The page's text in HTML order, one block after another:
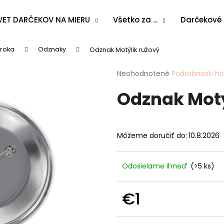
DARČEKOV NA MIERU Všetko za ... Darčekové
Odznaky Odznak Motýlik ružový
Priemerné
produktu
je
hviezdičiek.
Neohodnotené Podrobnosti
Odznak
Môžeme doručiť do: 10.8.2026
Odosielame ihneď (>5 ks)
€1
cena:
Čo potrebujete nájsť?
HĽADAŤ
Odporúčame